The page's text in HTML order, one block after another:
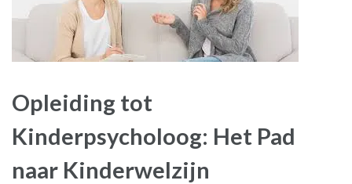
Opleiding tot
Kinderpsycholoog: Het Pad
naar Kinderwelzijn